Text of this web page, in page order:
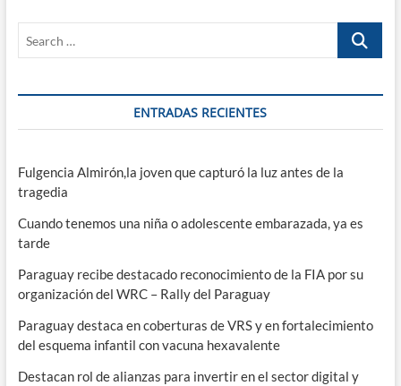
Search
ENTRADAS RECIENTES
Fulgencia Almirón,la joven que capturó la luz antes de la
tragedia
Cuando tenemos una niña o adolescente embarazada, ya es
tarde
Paraguay recibe destacado reconocimiento de la FIA por su
organización del WRC – Rally del Paraguay
Paraguay destaca en coberturas de VRS y en fortalecimiento
del esquema infantil con vacuna hexavalente
Destacan rol de alianzas para invertir en el sector digital y